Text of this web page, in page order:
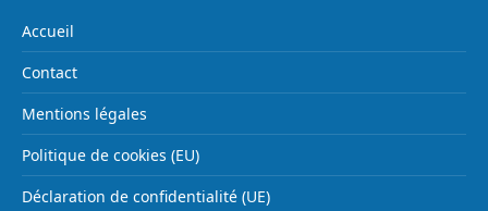
Accueil
Contact
Mentions légales
Politique de cookies (EU)
Déclaration de confidentialité (UE)